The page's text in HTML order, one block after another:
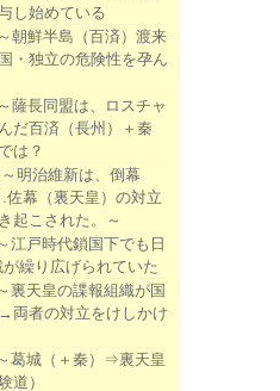
し始めている
朝鮮半島（百済）渡来
・独立の危険性を孕ん
薩長同盟は、ロスチャ
だ百済（長州）＋秦
は？
明治維新は、倒幕
.佐幕（裏天皇）の対立
起こされた。～
江戸時代鎖国下でも日
繰り広げられていた
裏天皇の諜報組織が国
両者の対立をけしかけ
葛城（＋秦）⇒裏天皇
道）